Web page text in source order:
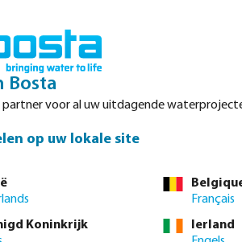
Bosta
partner voor al uw uitdagende
op uw lokale site
Français
Koninkrijk
Ierland